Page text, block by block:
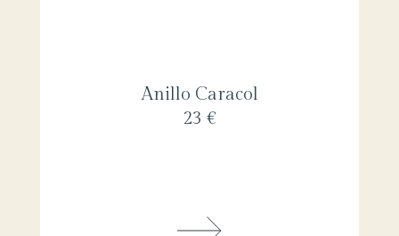
Anillo Caracol
23 €